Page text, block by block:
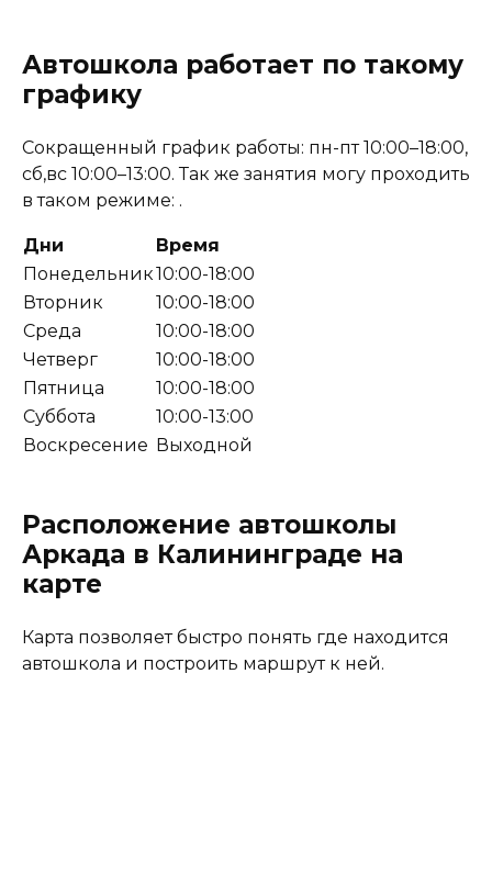
Автошкола работает по такому
графику
Сокращенный график работы: пн-пт 10:00–18:00,
сб,вс 10:00–13:00. Так же занятия могу проходить
в таком режиме: .
Дни
Время
Понедельник10:00-18:00
Вторник
10:00-18:00
Среда
10:00-18:00
Четверг
10:00-18:00
Пятница
10:00-18:00
Суббота
10:00-13:00
Воскресение Выходной
Расположение автошколы
Аркада в Калининграде на
карте
Карта позволяет быстро понять где находится
автошкола и построить маршрут к ней.